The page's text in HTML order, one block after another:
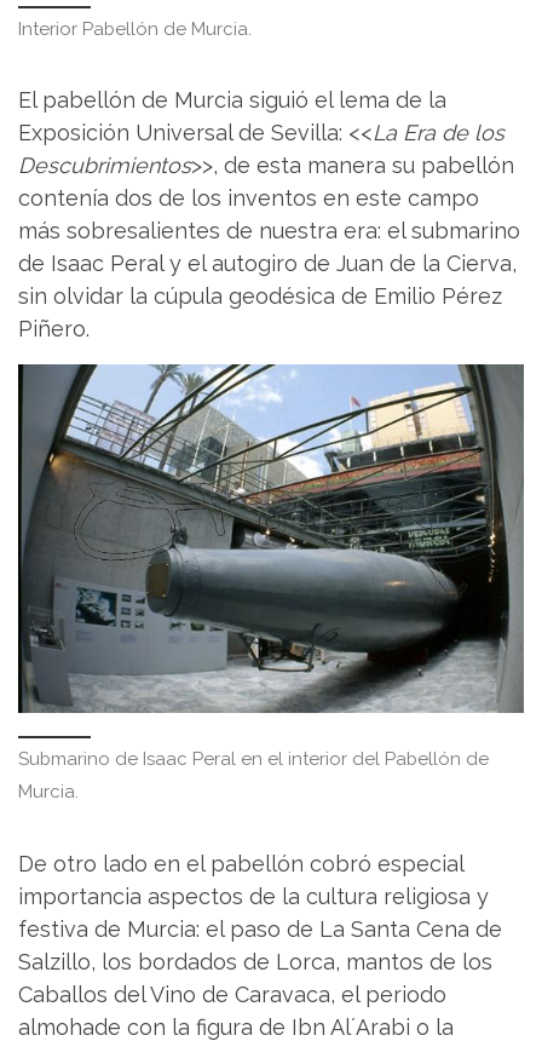
Interior Pabellón de Murcia.
El pabellón de Murcia siguió el lema de la
Exposición Universal de Sevilla: <<La Era de los
Descubrimientos>>, de esta manera su pabellón
contenía dos de los inventos en este campo
más sobresalientes de nuestra era: el submarino
de Isaac Peral y el autogiro de Juan de la Cierva,
sin olvidar la cúpula geodésica de Emilio Pérez
Piñero.
Submarino de Isaac Peral en el interior del Pabellón de
Murcia.
De otro lado en el pabellón cobró especial
importancia aspectos de la cultura religiosa y
festiva de Murcia: el paso de La Santa Cena de
Salzillo, los bordados de Lorca, mantos de los
Caballos del Vino de Caravaca, el periodo
almohade con la figura de Ibn Al´Arabi o la